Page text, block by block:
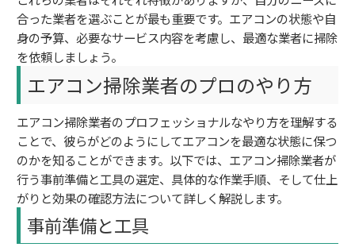
合った業者を選ぶことが最も重要です。エアコンの状態や自
身の予算、必要なサービス内容を考慮し、最適な業者に掃除
を依頼しましょう。
エアコン掃除業者のプロのやり方
エアコン掃除業者のプロフェッショナルなやり方を理解する
ことで、彼らがどのようにしてエアコンを最適な状態に保つ
のかを知ることができます。以下では、エアコン掃除業者が
行う事前準備と工具の選定、具体的な作業手順、そして仕上
がりと効果の確認方法について詳しく解説します。
事前準備と工具